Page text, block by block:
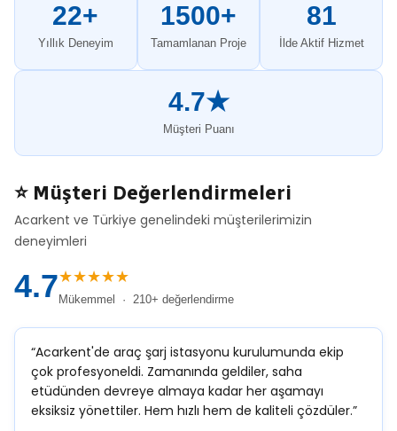
22+
Yıllık Deneyim
1500+
Tamamlanan Proje
81
İlde Aktif Hizmet
4.7★
Müşteri Puanı
⭐ Müşteri Değerlendirmeleri
Acarkent ve Türkiye genelindeki müşterilerimizin
deneyimleri
4.7★★★★★
Mükemmel · 210+ değerlendirme
“Acarkent'de araç şarj istasyonu kurulumunda ekip
çok profesyoneldi. Zamanında geldiler, saha
etüdünden devreye almaya kadar her aşamayı
eksiksiz yönettiler. Hem hızlı hem de kaliteli çözdüler.”